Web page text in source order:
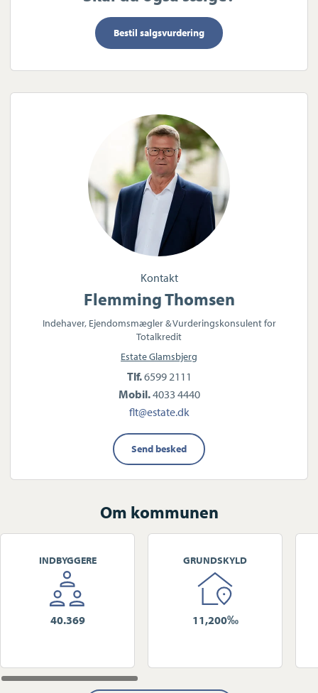
Bestil salgsvurdering
Kontakt
Flemming Thomsen
Indehaver, Ejendomsmægler & Vurderingskonsulent for
Totalkredit
Estate Glamsbjerg
Tlf.6599 2111
Mobil.4033 4440
flt@estate.dk
Send besked
Om kommunen
INDBYGGERE
40.369
GRUNDSKYLD
11,200‰